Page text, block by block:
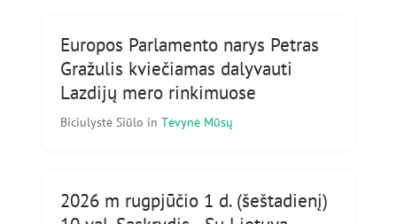
Europos Parlamento narys Petras
Gražulis kviečiamas dalyvauti
Lazdijų mero rinkimuose
Biciulystė Siūlo in Tėvynė Mūsų
2026 m rugpjūčio 1 d. (šeštadienį)